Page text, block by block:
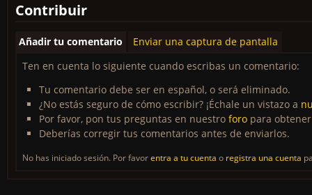
Contribuir
Añadir tu comentario
Enviar una captura de pantalla
Ten en cuenta lo siguiente cuando escribas un comentario:
Tu comentario debe ser en español, o será eliminado.
¿No estás seguro de cómo escribir? ¡Échale un vistazo a
Por favor, pon tus preguntas en nuestro foro para
Deberías corregir tus comentarios antes de enviarlos.
No has iniciado sesión. Por favorentra a tu cuenta o registra una cuenta